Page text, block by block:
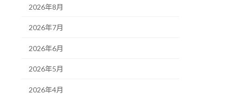
2026年8月
2026年7月
2026年6月
2026年5月
2026年4月